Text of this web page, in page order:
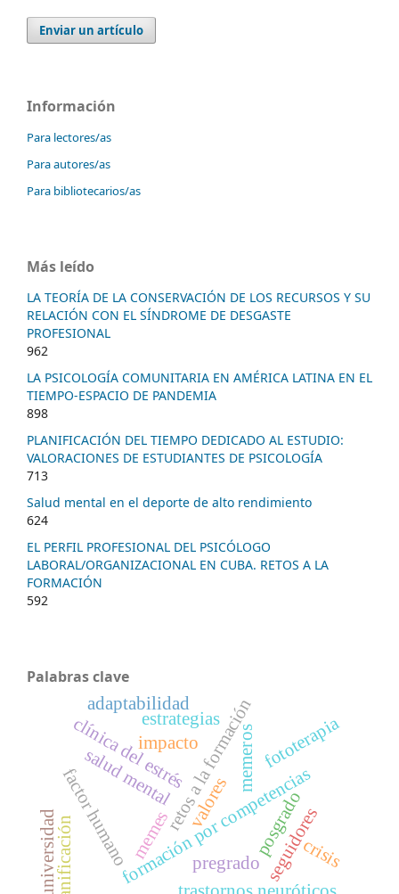
Enviar un artículo
Información
Para lectores/as
Para autores/as
Para bibliotecarios/as
Más leído
LA TEORÍA DE LA CONSERVACIÓN DE LOS RECURSOS Y SU
RELACIÓN CON EL SÍNDROME DE DESGASTE
PROFESIONAL
962
LA PSICOLOGÍA COMUNITARIA EN AMÉRICA LATINA EN EL
TIEMPO-ESPACIO DE PANDEMIA
898
PLANIFICACIÓN DEL TIEMPO DEDICADO AL ESTUDIO:
VALORACIONES DE ESTUDIANTES DE PSICOLOGÍA
713
Salud mental en el deporte de alto rendimiento
624
EL PERFIL PROFESIONAL DEL PSICÓLOGO
LABORAL/ORGANIZACIONAL EN CUBA. RETOS A LA
FORMACIÓN
592
Palabras clave
formación por competencias
posgrado
pregrado
retos a la formación
factor humanomemes
memeros
seguidores
salud mental
clínica del estrés
impacto
valores
estrategias
planificación
universidad
fototerapia
adaptabilidad
crisis